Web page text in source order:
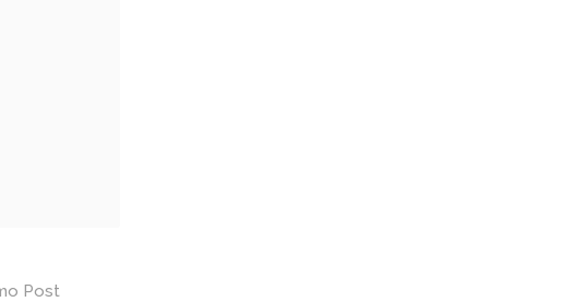
Post